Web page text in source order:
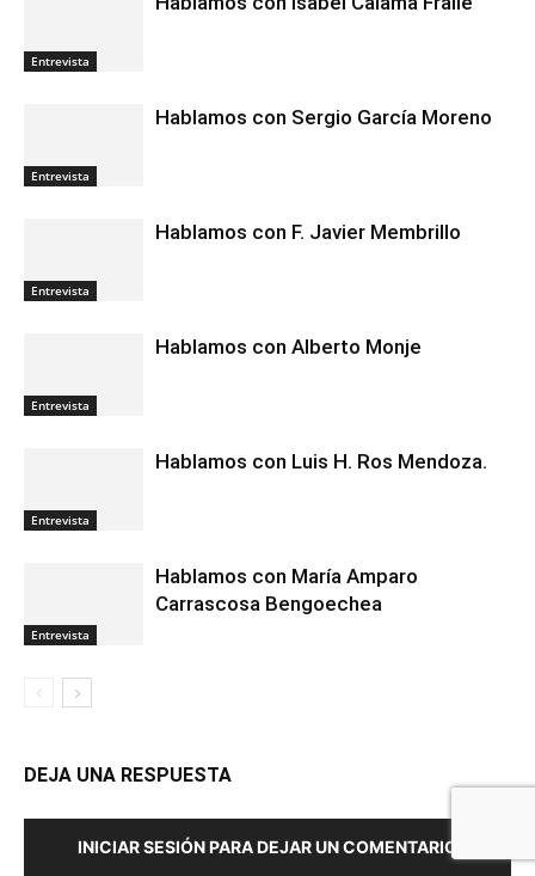
Entrevista
Entrevista
Hablamos con Sergio García Moreno
Entrevista
Hablamos con F. Javier Membrillo
Entrevista
Hablamos con Alberto Monje
Entrevista
Hablamos con Luis H. Ros Mendoza.
Entrevista
Hablamos con María Amparo
Carrascosa Bengoechea
DEJA UNA RESPUESTA
INICIAR SESIÓN PARA DEJAR UN COMENTARIO